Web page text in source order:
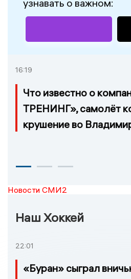
узнавать о важном:
16:19
Что известно о
ТРЕНИНГ», самолёт
крушение во
Новости СМИ2
Наш Хоккей
22:01
«Буран» сыграл